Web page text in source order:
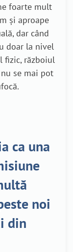
foarte mult
și aproape
dar când
doar la nivel
fizic, războiul
se mai pot
ca una
noi
din